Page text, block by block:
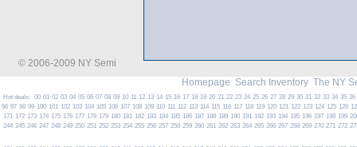
© 2006-2009 NY Semi
Homepage Search Inventory The NY
Hot deals: 00 01 02 03 04 05 06 07 08 09 10 11 12 13 14 15 16 17 18 19 20 21 22 23 24 25 26 27 28 29 30 31 32 33 34 35 36
96 97 98 99 100 101 102 103 104 105 106 107 108 109 110 111 112 113 114 115 116 117 118 119 120 121 122 123 124 125 126
171 172 173 174 175 176 177 178 179 180 181 182 183 184 185 186 187 188 189 190 191 192 193 194 195 196 197 198 199
244 245 246 247 248 249 250 251 252 253 254 255 256 257 258 259 260 261 262 263 264 265 266 267 268 269 270 271 272